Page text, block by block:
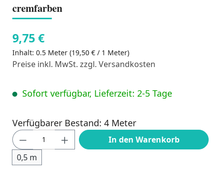
cremfarben
9,75 €
Inhalt: 0.5 Meter (19,50 € / 1 Meter)
Preise inkl. MwSt. zzgl. Versandkosten
Sofort verfügbar, Lieferzeit: 2-5 Tage
Verfügbarer Bestand: 4 Meter
Produkt Anzahl: Gib den gewünschten
0,5 m
In den Warenkorb